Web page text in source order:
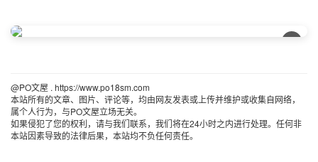
×
@PO文屋 . https://www.po18sm.com
本站所有的文章、图片、评论等，均由网友发表或上传并维护或收集自网络，
属个人行为，与PO文屋立场无关。
如果侵犯了您的权利，请与我们联系，我们将在24小时之内进行处理。任何非
本站因素导致的法律后果，本站均不负任何责任。